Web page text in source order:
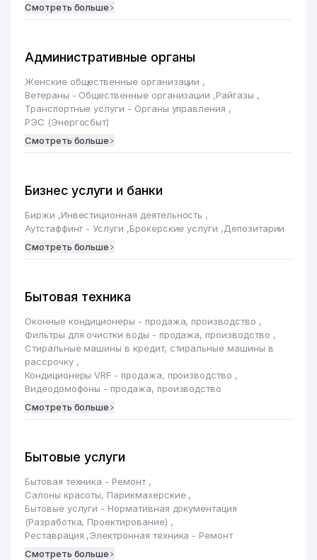
Смотреть больше
Административные органы
Женские общественные организации ,
Ветераны - Общественные организации ,Райгазы ,
Транспортные услуги - Органы управления ,
РЭС (Энергосбыт)
Смотреть больше
Бизнес услуги и банки
Биржи ,Инвестиционная деятельность ,
Аутстаффинг - Услуги ,Брокерские услуги ,Депозитарии
Смотреть больше
Бытовая техника
Оконные кондиционеры - продажа, производство ,
Фильтры для очистки воды - продажа, производство ,
Стиральные машины в кредит, стиральные машины в
рассрочку ,
Кондиционеры VRF - продажа, производство ,
Видеодомофоны - продажа, производство
Смотреть больше
Бытовые услуги
Бытовая техника - Ремонт ,
Салоны красоты, Парикмахерские ,
Бытовые услуги - Нормативная документация
(Разработка, Проектирование) ,
Реставрация ,Электронная техника - Ремонт
Смотреть больше